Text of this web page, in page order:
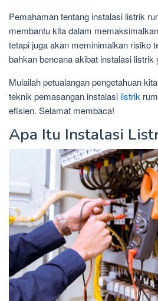
Pemahaman tentang instalasi listrik
membantu kita dalam
tetapi juga akan meminimalkan risiko
bahkan bencana akibat instalasi listrik
Mulailah petualangan pengetahuan
teknik pemasangan instalasi listrik
efisien. Selamat membaca!
Apa Itu Instalasi